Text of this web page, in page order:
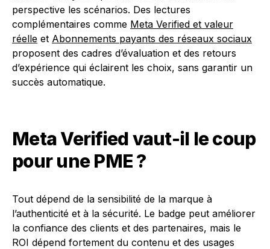
perspective les scénarios. Des lectures
complémentaires comme Meta Verified et valeur
réelle et Abonnements payants des réseaux sociaux
proposent des cadres d’évaluation et des retours
d’expérience qui éclairent les choix, sans garantir un
succès automatique.
Meta Verified vaut-il le coup
pour une PME ?
Tout dépend de la sensibilité de la marque à
l’authenticité et à la sécurité. Le badge peut améliorer
la confiance des clients et des partenaires, mais le
ROI dépend fortement du contenu et des usages